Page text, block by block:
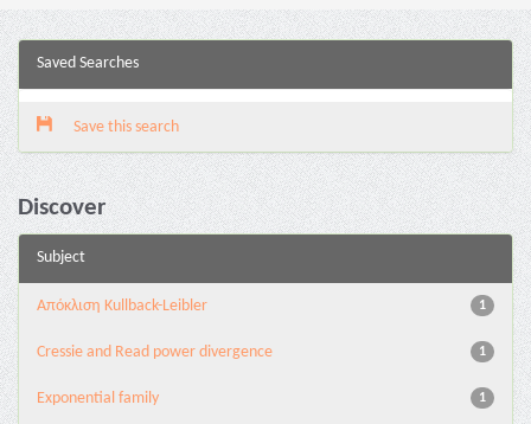
Saved Searches
Save this search
Discover
Subject
1
Aπόκλιση Kullback-Leibler
1
Cressie and Read power divergence
1
Exponential family